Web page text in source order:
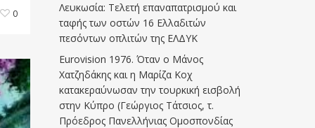
0
Λευκωσία: Τελετή επαναπατρισμού και
ταφής των οστών 16 Ελλαδιτών
πεσόντων οπλιτών της ΕΛΔΥΚ
Eurovision 1976. Όταν ο Μάνος
Χατζηδάκης και η Μαρίζα Κοχ
κατακεραύνωσαν την τουρκική εισβολή
στην Κύπρο (Γεώργιος Τάτσιος, τ.
Πρόεδρος Πανελλήνιας Ομοσπονδίας